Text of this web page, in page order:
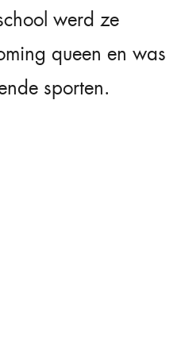
werd ze
queen en was
sporten.